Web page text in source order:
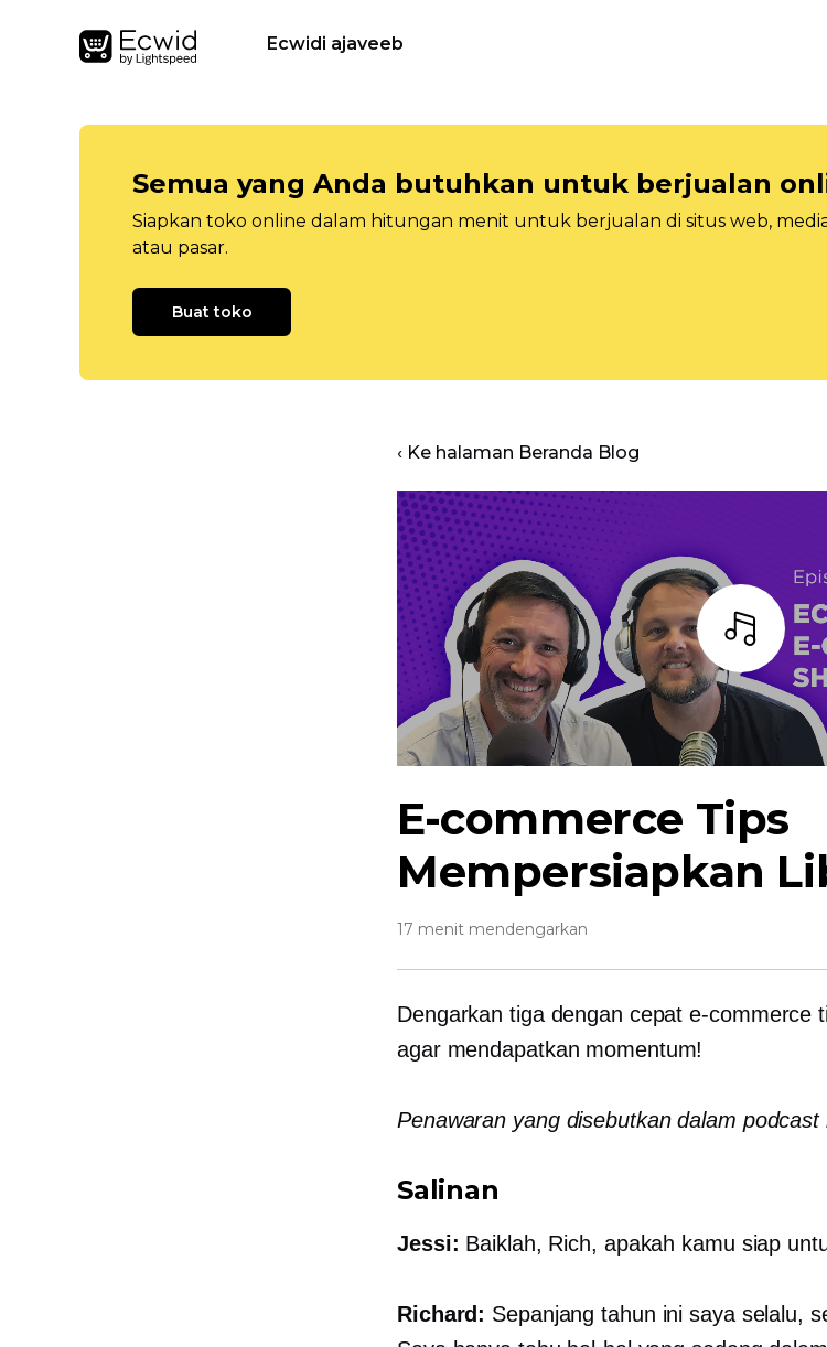
Ecwidi ajaveeb
Semua yang Anda butuhkan untuk berjualan
Siapkan toko online dalam hitungan menit untuk berjualan di situs web, media
atau pasar.
Buat toko
‹ Ke halaman Beranda Blog
E-commerce Tips
Mempersiapkan
17 menit mendengarkan
Dengarkan tiga dengan cepate-commerce
agar mendapatkan momentum!
Penawaran yang disebutkan dalam podcast
Salinan
Jessi: Baiklah, Rich, apakah kamu siap
Richard: Sepanjang tahun ini saya selalu,